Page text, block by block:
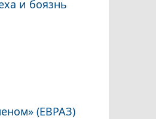
и боязнь
(ЕВРАЗ)